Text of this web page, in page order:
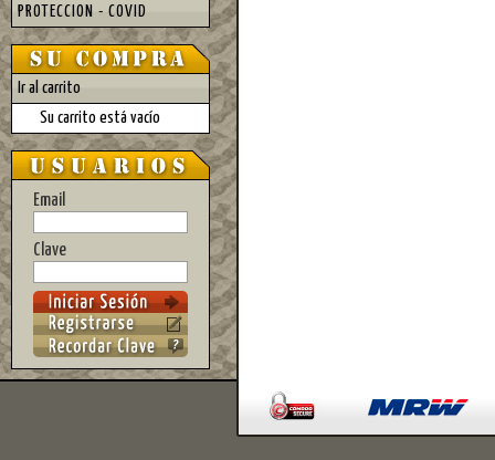
PROTECCION - COVID
Ir al carrito
Su carrito está vacío
Email
Clave